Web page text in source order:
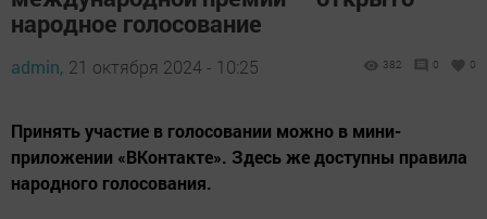
народное голосование
admin, 21 октября 2024 - 10:25 382 0 0
Принять участие в голосовании можно в мини-
приложении «ВКонтакте». Здесь же доступны правила
народного голосования.